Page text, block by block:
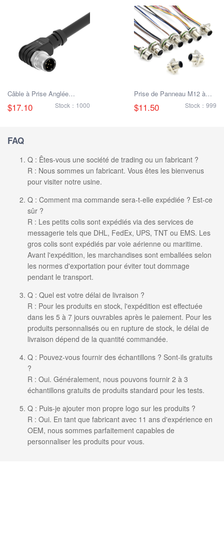
Câble à Prise Anglée
Mâle/Fémelle M12
$17.10 Stock：1000
Prise de Panneau M12 à
Verrouillage Avant/Arrière
(Mâle/Femelle) avec Câble
$11.50 Stock：999
FAQ
Q : Êtes-vous une société de trading ou un fabricant ?
R : Nous sommes un fabricant. Vous êtes les bienvenus
pour visiter notre usine.
Q : Comment ma commande sera-t-elle expédiée ? Est-ce
sûr ?
R : Les petits colis sont expédiés via des services de
messagerie tels que DHL, FedEx, UPS, TNT ou EMS. Les
gros colis sont expédiés par voie aérienne ou maritime.
Avant l'expédition, les marchandises sont emballées selon
les normes d'exportation pour éviter tout dommage
pendant le transport.
Q : Quel est votre délai de livraison ?
R : Pour les produits en stock, l'expédition est effectuée
dans les 5 à 7 jours ouvrables après le paiement. Pour les
produits personnalisés ou en rupture de stock, le délai de
livraison dépend de la quantité commandée.
Q : Pouvez-vous fournir des échantillons ? Sont-ils gratuits
?
R : Oui. Généralement, nous pouvons fournir 2 à 3
échantillons gratuits de produits standard pour les tests.
Q : Puis-je ajouter mon propre logo sur les produits ?
R : Oui. En tant que fabricant avec 11 ans d'expérience en
OEM, nous sommes parfaitement capables de
personnaliser les produits pour vous.